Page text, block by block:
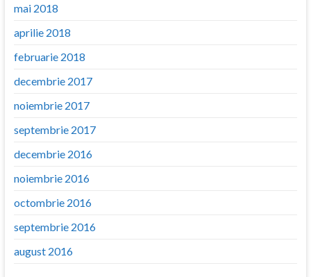
mai 2018
aprilie 2018
februarie 2018
decembrie 2017
noiembrie 2017
septembrie 2017
decembrie 2016
noiembrie 2016
octombrie 2016
septembrie 2016
august 2016